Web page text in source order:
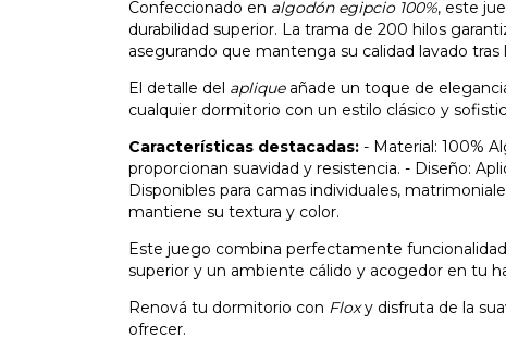
Confeccionado en algodón egipcio 100%, este
durabilidad superior. La trama de 200 hilos
asegurando que mantenga su calidad lavado tras
El detalle del apliqueañade un toque de
cualquier dormitorio con un estilo clásico y
Características destacadas: - Material: 100%
proporcionan suavidad y resistencia. - Diseño:
Disponibles para camas individuales,
mantiene su textura y color.
Este juego combina perfectamente
superior y un ambiente cálido y acogedor en tu
Renová tu dormitorio con Floxy disfruta de la
ofrecer.